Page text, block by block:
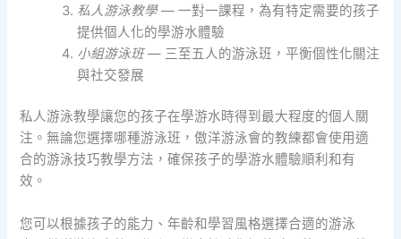
私人游泳教學— 一對一課程，為有特定需要的孩子
提供個人化的學游水體驗
小組游泳班— 三至五人的游泳班，平衡個性化關注
與社交發展
私人游泳教學讓您的孩子在學游水時得到最大程度的個人關
注。無論您選擇哪種游泳班，傲洋游泳會的教練都會使用適
合的游泳技巧教學方法，確保孩子的學游水體驗順利和有
效。
您可以根據孩子的能力、年齡和學習風格選擇合適的游泳